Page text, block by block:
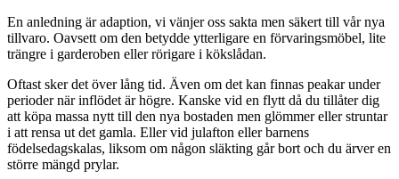
En anledning är adaption, vi vänjer oss sakta men säkert till vår nya
tillvaro. Oavsett om den betydde ytterligare en förvaringsmöbel, lite
trängre i garderoben eller rörigare i kökslådan.
Oftast sker det över lång tid. Även om det kan finnas peakar under
perioder när inflödet är högre. Kanske vid en flytt då du tillåter dig
att köpa massa nytt till den nya bostaden men glömmer eller struntar
i att rensa ut det gamla. Eller vid julafton eller barnens
födelsedagskalas, liksom om någon släkting går bort och du ärver en
större mängd prylar.